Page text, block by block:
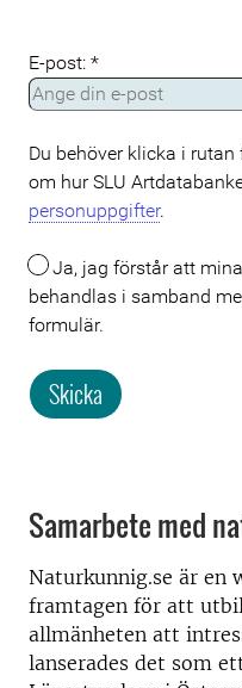
E-post: *
Du behöver klicka i
om hur SLU
personuppgifter.
Meta
Ja, jag förstår att mina uppgifter lagras och
behandlas i samband
formulär.
Skicka
Samarbete med
Naturkunnig.se är en
framtagen för att
allmänheten att
lanserades det som